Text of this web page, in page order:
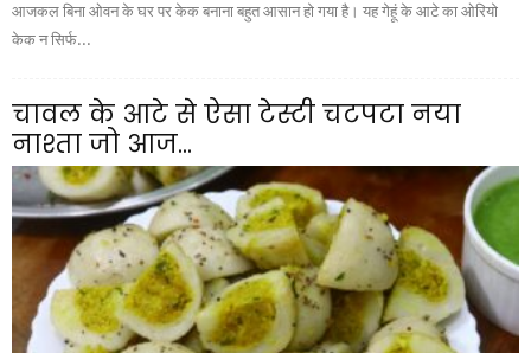
आजकल बिना ओवन के घर पर केक बनाना बहुत आसान हो गया है। यह गेहूं के आटे का ओरियो
केक न सिर्फ...
चावल के आटे से ऐसा टेस्टी चटपटा नया
नाश्ता जो आज...